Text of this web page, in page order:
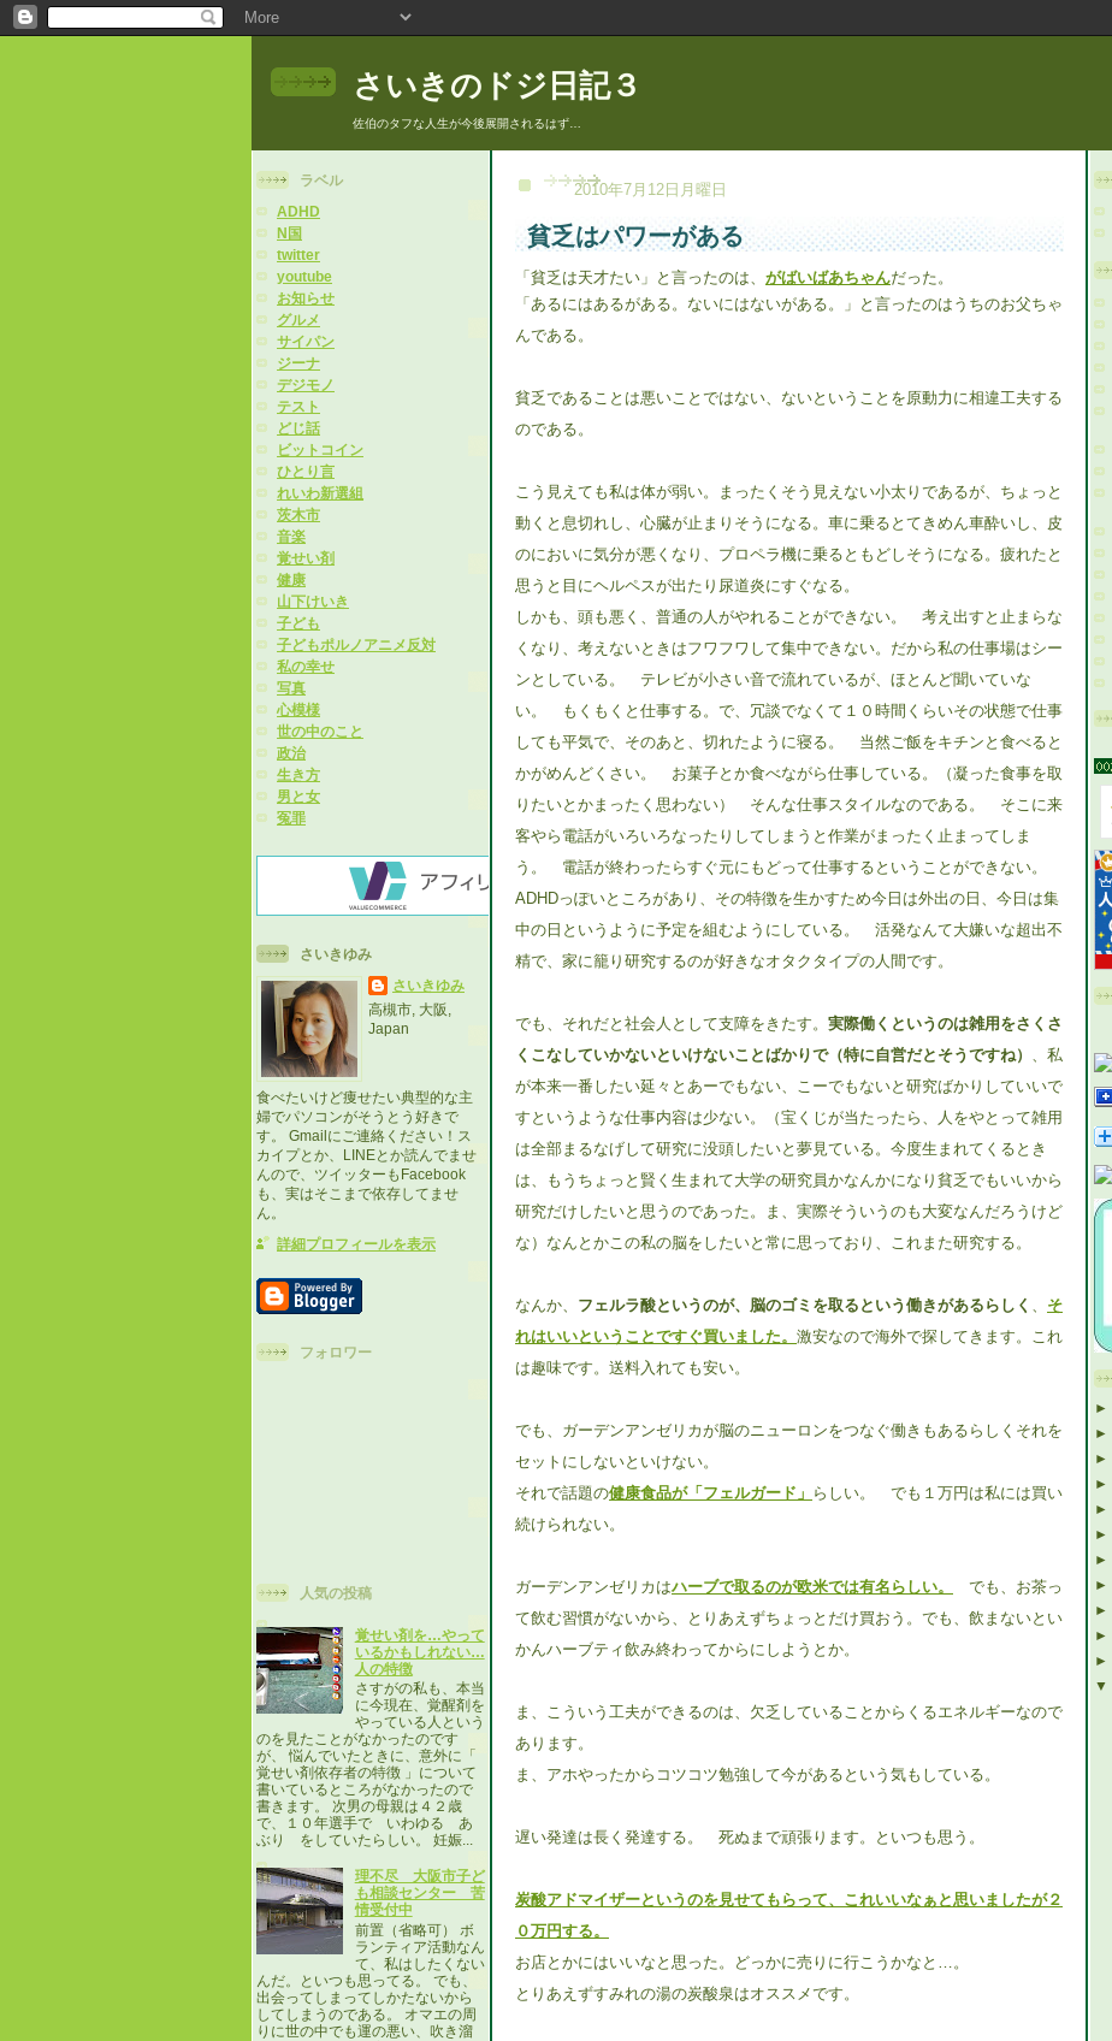
さいきのドジ日記３
佐伯のタフな人生が今後展開されるはず…
ラベル
ADHD
N国
twitter
youtube
お知らせ
グルメ
サイパン
ジーナ
デジモノ
テスト
どじ話
ビットコイン
ひとり言
れいわ新選組
茨木市
音楽
覚せい剤
健康
山下けいき
子ども
子どもポルノアニメ反対
私の幸せ
写真
心模様
世の中のこと
政治
生き方
男と女
冤罪
さいきゆみ
さいきゆみ
高槻市, 大阪,
Japan
食べたいけど痩せたい典型的な主
婦でパソコンがそうとう好きで
す。 Gmailにご連絡ください！ス
カイプとか、LINEとか読んでませ
んので、ツイッターもFacebook
も、実はそこまで依存してませ
ん。
詳細プロフィールを表示
フォロワー
人気の投稿
覚せい剤を…やって
いるかもしれない…
人の特徴
さすがの私も、本当
に今現在、覚醒剤を
やっている人という
のを見たことがなかったのです
が、 悩んでいたときに、意外に「
覚せい剤依存者の特徴 」について
書いているところがなかったので
書きます。 次男の母親は４２歳
で、１０年選手で いわゆる あ
ぶり をしていたらしい。 妊娠...
理不尽 大阪市子ど
も相談センター 苦
情受付中
前置（省略可） ボ
ランティア活動なん
て、私はしたくない
んだ。といつも思ってる。 でも、
出会ってしまってしかたないから
してしまうのである。 オマエの周
りに世の中でも運の悪い、吹き溜
►
►
►
►
►
►
►
►
►
►
►
▼
2010年7月12日月曜日
貧乏はパワーがある
「貧乏は天才たい」と言ったのは、 がばいばあちゃんだった。
「あるにはあるがある。ないにはないがある。」と言ったのはうちのお父ちゃ
んである。
貧乏であることは悪いことではない、ないということを原動力に相違工夫する
のである。
こう見えても私は体が弱い。まったくそう見えない小太りであるが、ちょっと
動くと息切れし、心臓が止まりそうになる。車に乗るとてきめん車酔いし、皮
のにおいに気分が悪くなり、プロペラ機に乗るともどしそうになる。疲れたと
思うと目にヘルペスが出たり尿道炎にすぐなる。
しかも、頭も悪く、普通の人がやれることができない。 考え出すと止まらな
くなり、考えないときはフワフワして集中できない。だから私の仕事場はシー
ンとしている。 テレビが小さい音で流れているが、ほとんど聞いていな
い。 もくもくと仕事する。で、冗談でなくて１０時間くらいその状態で仕事
しても平気で、そのあと、切れたように寝る。 当然ご飯をキチンと食べると
かがめんどくさい。 お菓子とか食べながら仕事している。（凝った食事を取
りたいとかまったく思わない） そんな仕事スタイルなのである。 そこに来
客やら電話がいろいろなったりしてしまうと作業がまったく止まってしま
う。 電話が終わったらすぐ元にもどって仕事するということができない。
ADHDっぽいところがあり、その特徴を生かすため今日は外出の日、今日は集
中の日というように予定を組むようにしている。 活発なんて大嫌いな超出不
精で、家に籠り研究するのが好きなオタクタイプの人間です。
でも、それだと社会人として支障をきたす。 実際働くというのは雑用をさくさ
くこなしていかないといけないことばかりで（特に自営だとそうですね） 、私
が本来一番したい延々とあーでもない、こーでもないと研究ばかりしていいで
すというような仕事内容は少ない。（宝くじが当たったら、人をやとって雑用
は全部まるなげして研究に没頭したいと夢見ている。今度生まれてくるとき
は、もうちょっと賢く生まれて大学の研究員かなんかになり貧乏でもいいから
研究だけしたいと思うのであった。ま、実際そういうのも大変なんだろうけど
な）なんとかこの私の脳をしたいと常に思っており、これまた研究する。
なんか、 フェルラ酸というのが、脳のゴミを取るという働きがあるらしく 、 そ
れはいいということですぐ買いました。 激安なので海外で探してきます。これ
は趣味です。送料入れても安い。
でも、ガーデンアンゼリカが脳のニューロンをつなぐ働きもあるらしくそれを
セットにしないといけない。
それで話題の健康食品が「フェルガード」 らしい。 でも１万円は私には買い
続けられない。
ガーデンアンゼリカはハーブで取るのが欧米では有名らしい。
でも、お茶っ
て飲む習慣がないから、とりあえずちょっとだけ買おう。でも、飲まないとい
かんハーブティ飲み終わってからにしようとか。
ま、こういう工夫ができるのは、欠乏していることからくるエネルギーなので
あります。
ま、アホやったからコツコツ勉強して今があるという気もしている。
遅い発達は長く発達する。 死ぬまで頑張ります。といつも思う。
炭酸アドマイザーというのを見せてもらって、これいいなぁと思いましたが２
０万円する。
お店とかにはいいなと思った。どっかに売りに行こうかなと…。
とりあえずすみれの湯の炭酸泉はオススメです。